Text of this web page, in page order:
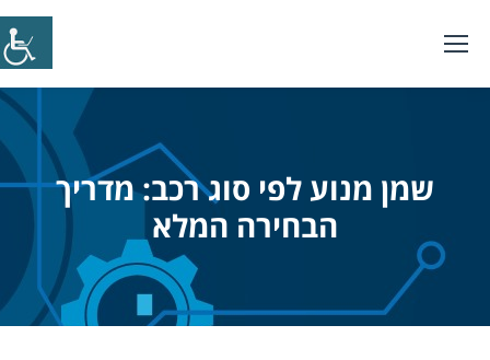
שמן מנוע לפי סוג רכב: מדריך
הבחירה המלא